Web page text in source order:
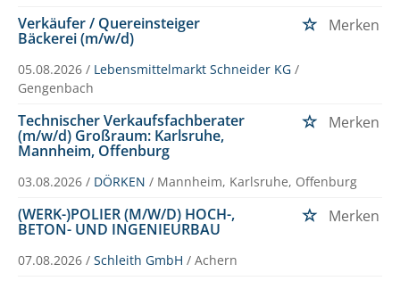
Verkäufer / Quereinsteiger
Bäckerei (m/w/d)
Merken
05.08.2026 / Lebensmittelmarkt Schneider KG /
Gengenbach
Technischer Verkaufsfachberater
(m/w/d) Großraum: Karlsruhe,
Mannheim, Offenburg
Merken
03.08.2026 / DÖRKEN / Mannheim, Karlsruhe, Offenburg
(WERK-)POLIER (M/W/D) HOCH-,
BETON- UND INGENIEURBAU
Merken
07.08.2026 / Schleith GmbH / Achern